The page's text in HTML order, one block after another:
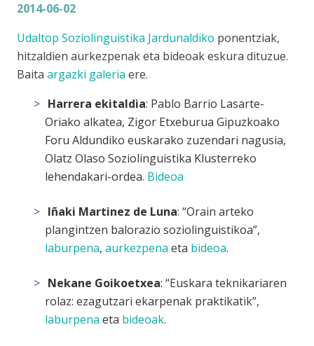
2014-06-02
Udaltop Soziolinguistika Jardunaldiko ponentziak,
hitzaldien aurkezpenak eta bideoak eskura dituzue.
Baita argazki galeria ere.
Harrera ekitaldia: Pablo Barrio Lasarte-
Oriako alkatea, Zigor Etxeburua Gipuzkoako
Foru Aldundiko euskarako zuzendari nagusia,
Olatz Olaso Soziolinguistika Klusterreko
lehendakari-ordea. Bideoa
Iñaki Martinez de Luna: “Orain arteko
plangintzen balorazio soziolinguistikoa”,
laburpena, aurkezpena eta bideoa.
Nekane Goikoetxea: “Euskara teknikariaren
rolaz: ezagutzari ekarpenak praktikatik”,
laburpena eta bideoak.